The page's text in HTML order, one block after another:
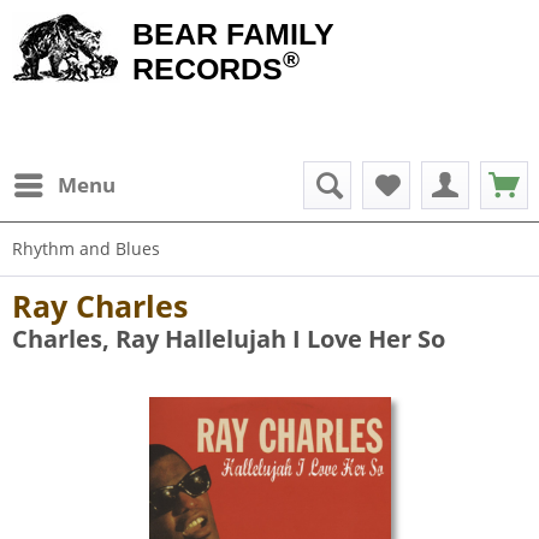
BEAR FAMILY
RECORDS®
Menu
Rhythm and Blues
Ray Charles
Charles, Ray Hallelujah I Love Her So